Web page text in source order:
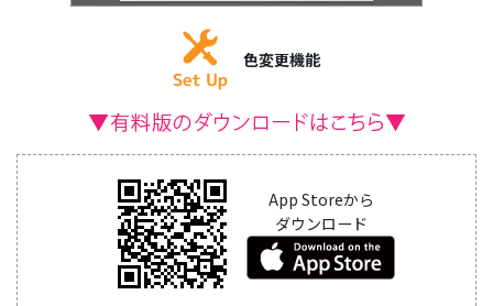
色変更機能
App Storeから
ダウンロード